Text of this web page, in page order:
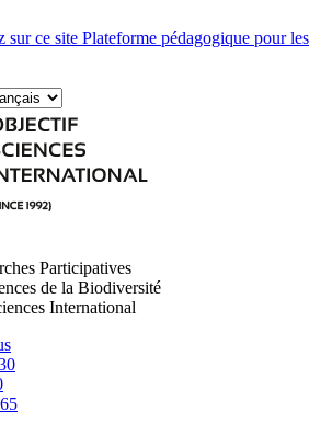
sur ce site Plateforme pédagogique pour les
Participatives
de la Biodiversité
International